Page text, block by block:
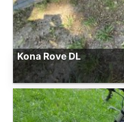
Kona Rove DL